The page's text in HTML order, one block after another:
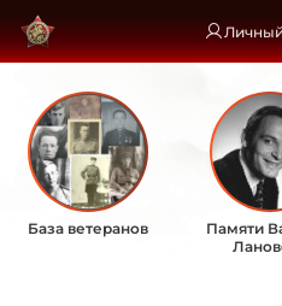
База ветеранов
Памяти